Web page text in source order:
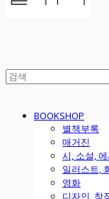
BOOKSHOP
별책부록
매거진
시, 소설,
일러스트,
영화
디자인, 창